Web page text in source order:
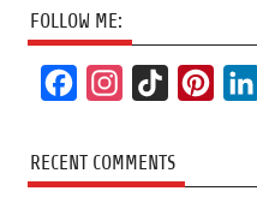
FOLLOW ME:
c
e
s
t
k
T
t
RECENT COMMENTS